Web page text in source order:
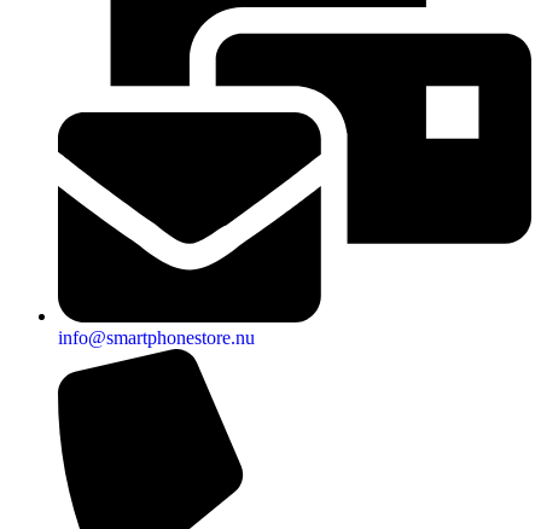
info@smartphonestore.nu